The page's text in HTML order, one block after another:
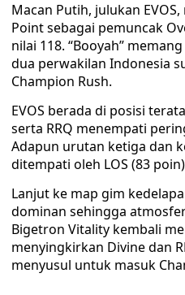
Macan Putih, julukan
Point sebagai pemuncak
nilai 118. “Booyah”
dua perwakilan Indonesia
Champion Rush.
EVOS berada di posisi
serta RRQ menempati
Adapun urutan ketiga dan
ditempati oleh LOS (83
Lanjut ke map gim
dominan sehingga
Bigetron Vitality kembali
menyingkirkan Divine dan
menyusul untuk masuk